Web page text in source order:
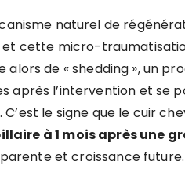
naturel de
et cette micro-
de « shedding », un
l’intervention et se
le signe que le cuir
à 1 mois après une
et croissance